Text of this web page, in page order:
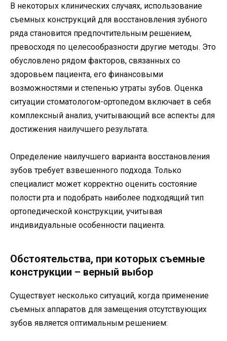
В некоторых клинических случаях, использование
съемных конструкций для восстановления зубного
ряда становится предпочтительным решением,
превосходя по целесообразности другие методы. Это
обусловлено рядом факторов, связанных со
здоровьем пациента, его финансовыми
возможностями и степенью утраты зубов. Оценка
ситуации стоматологом-ортопедом включает в себя
комплексный анализ, учитывающий все аспекты для
достижения наилучшего результата.
Определение наилучшего варианта восстановления
зубов требует взвешенного подхода. Только
специалист может корректно оценить состояние
полости рта и подобрать наиболее подходящий тип
ортопедической конструкции, учитывая
индивидуальные особенности пациента.
Обстоятельства, при которых съемные
конструкции – верный выбор
Существует несколько ситуаций, когда применение
съемных аппаратов для замещения отсутствующих
зубов является оптимальным решением: